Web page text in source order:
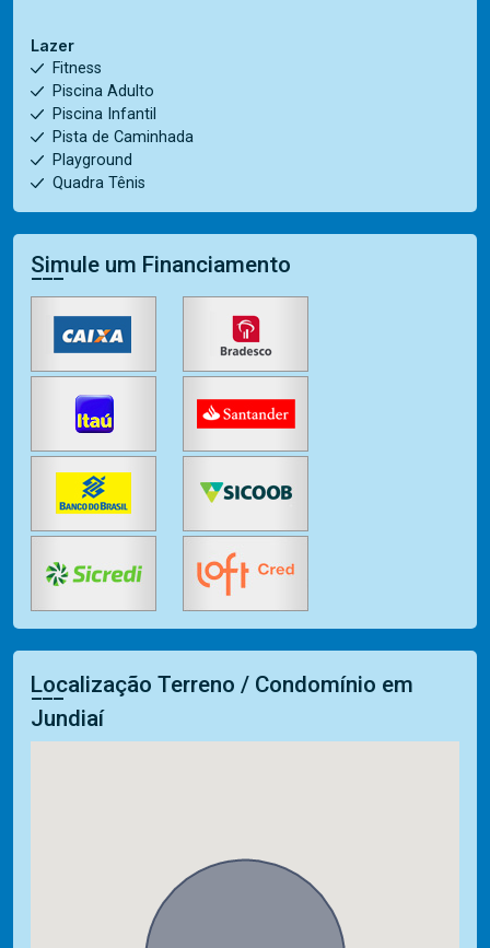
Lazer
Fitness
Piscina Adulto
Piscina Infantil
Pista de Caminhada
Playground
Quadra Tênis
Simule um Financiamento
Localização Terreno / Condomínio em
Jundiaí